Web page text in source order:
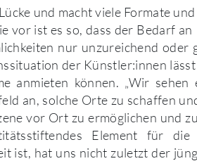
und macht viele Formate
vor ist es so, dass der Bedarf an
nur unzureichend oder
der Künstler:innen
anmieten können. „Wir sehen
an, solche Orte zu schaffen
vor Ort zu ermöglichen und
Element für
ist, hat uns nicht zuletzt der